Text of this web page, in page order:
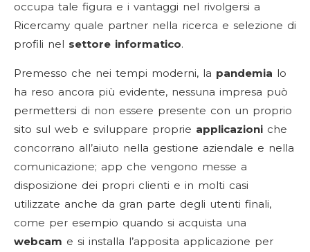
occupa tale figura e i vantaggi nel rivolgersi a
Ricercamy quale partner nella ricerca e selezione di
profili nel settore informatico.
Premesso che nei tempi moderni, la pandemia lo
ha reso ancora più evidente, nessuna impresa può
permettersi di non essere presente con un proprio
sito sul web e sviluppare proprie applicazioni che
concorrano all’aiuto nella gestione aziendale e nella
comunicazione; app che vengono messe a
disposizione dei propri clienti e in molti casi
utilizzate anche da gran parte degli utenti finali,
come per esempio quando si acquista una
webcam e si installa l’apposita applicazione per